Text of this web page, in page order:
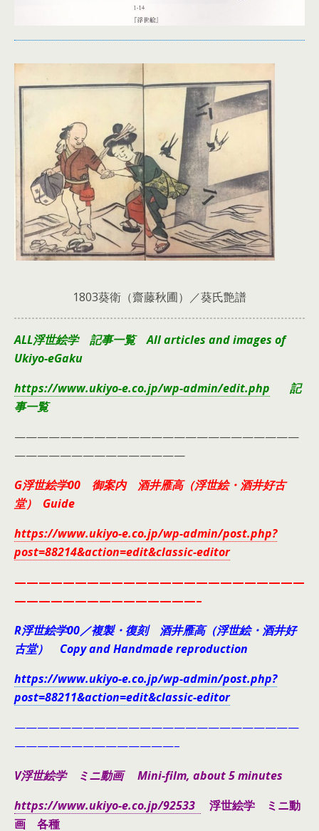
1803葵衛（齋藤秋圃）／葵氏艶譜
ALL浮世絵学 記事一覧 All articles and images of
Ukiyo-eGaku
https://www.ukiyo-e.co.jp/wp-admin/edit.php 記
事一覧
—————————————————————————
———————————————
G浮世絵学00 御案内 酒井雁高（浮世絵・酒井好古
堂） Guide
https://www.ukiyo-e.co.jp/wp-admin/post.php?
post=88214&action=edit&classic-editor
————————————————————————
———————————————–
R浮世絵学00／複製・復刻 酒井雁高（浮世絵・酒井好
古堂） Copy and Handmade reproduction
https://www.ukiyo-e.co.jp/wp-admin/post.php?
post=88211&action=edit&classic-editor
—————————————————————————
——————————————–
V浮世絵学 ミニ動画 Mini-film, about 5 minutes
https://www.ukiyo-e.co.jp/92533
浮世絵学 ミニ動
画 各種